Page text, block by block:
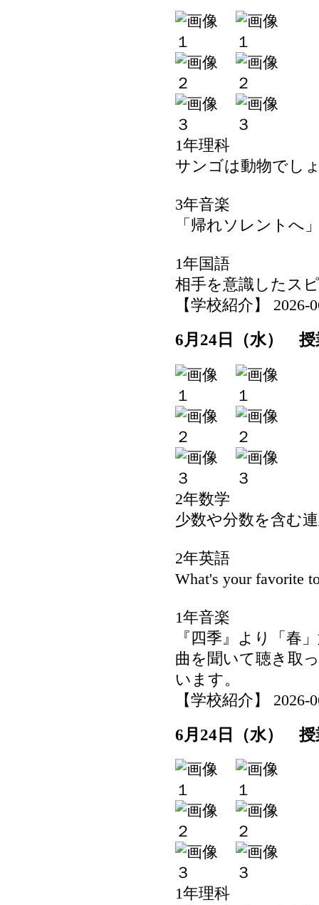
1年理科
サンゴは動物でし
3年音楽
「帰れソレントへ
1年国語
相手を意識したス
【学校紹介】 2026-
6月24日（水） 授
2年数学
少数や分数を含む
2年英語
What's your favorite
1年音楽
『四季』より「春
曲を聞いて聴き取
います。
【学校紹介】 2026-
6月24日（水） 授
1年理科